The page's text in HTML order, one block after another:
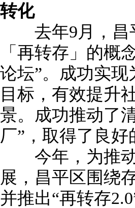
转化
去年9月，昌
「再转存」的概
论坛”。成功实
目标，有效提升
景。成功推动了
厂”，取得了良
今年，为推动
展，昌平区围绕
并推出“再转存